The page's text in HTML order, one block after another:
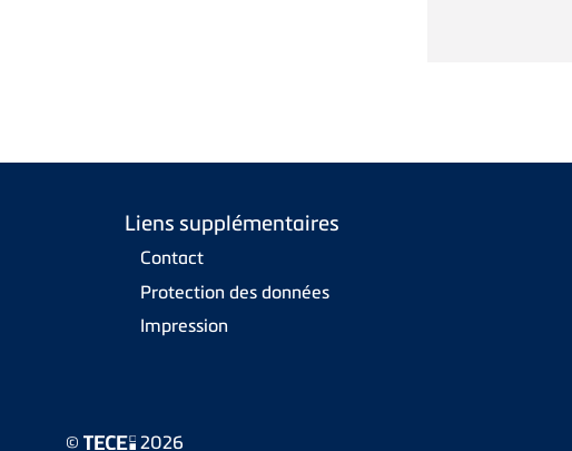
Liens supplémentaires
Contact
Protection des données
Impression
© 2026